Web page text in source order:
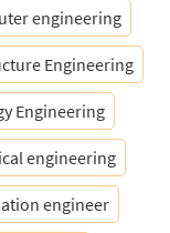
engineering
Engineering
Engineering
engineering
engineer